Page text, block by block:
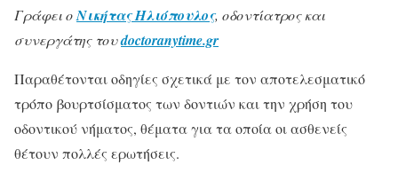
Γράφει οΝικήτας Ηλιόπουλος, οδοντίατρος και
συνεργάτης τουdoctoranytime.gr
Παραθέτονται οδηγίες σχετικά με τον αποτελεσματικό
τρόπο βουρτσίσματος των δοντιών και την χρήση του
οδοντικού νήματος, θέματα για τα οποία οι ασθενείς
θέτουν πολλές ερωτήσεις.